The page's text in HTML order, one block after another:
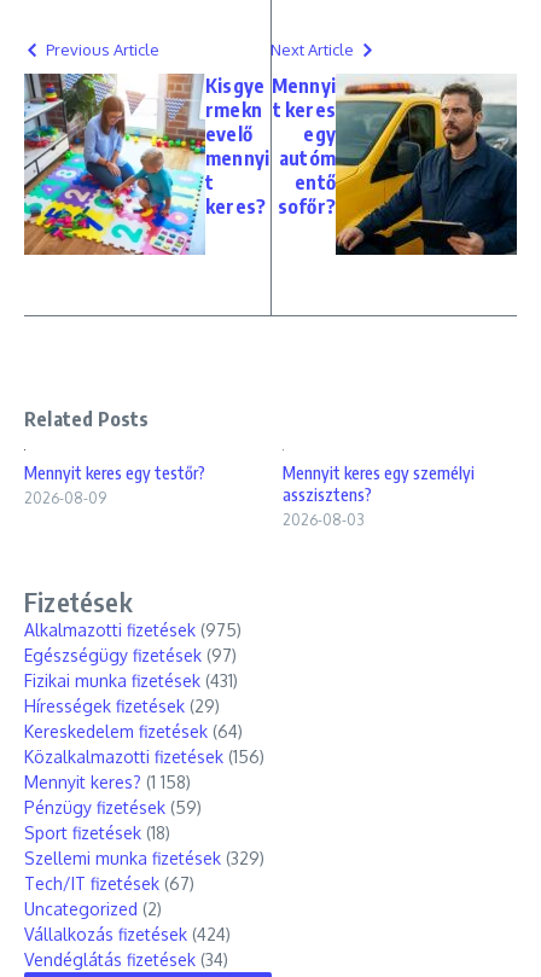
Previous Article
Kisgye
rmekn
evelő
mennyi
t
keres?
Next Article
Mennyi
t keres
egy
autóm
entő
sofőr?
Related Posts
Mennyit keres egy testőr?
2026-08-09
Mennyit keres egy személyi
asszisztens?
2026-08-03
Fizetések
Alkalmazotti fizetések (975)
Egészségügy fizetések (97)
Fizikai munka fizetések (431)
Hírességek fizetések (29)
Kereskedelem fizetések (64)
Közalkalmazotti fizetések (156)
Mennyit keres? (1 158)
Pénzügy fizetések (59)
Sport fizetések (18)
Szellemi munka fizetések (329)
Tech/IT fizetések (67)
Uncategorized (2)
Vállalkozás fizetések (424)
Vendéglátás fizetések (34)